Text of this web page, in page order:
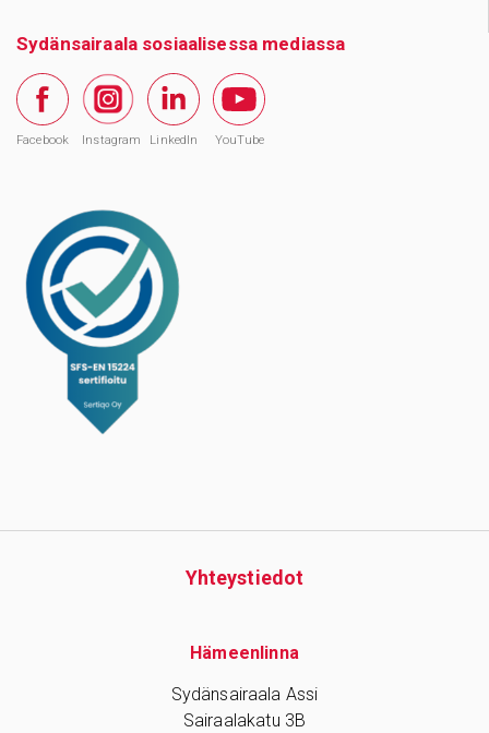
Sydänsairaala sosiaalisessa mediassa
Facebook Instagram LinkedIn YouTube
Yhteys­tiedot
Hämeenlinna
Sydänsairaala Assi
Sairaalakatu 3B